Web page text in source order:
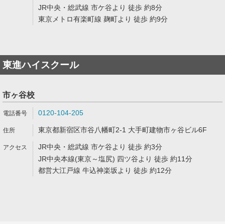
JR中央・総武線 市ケ谷より 徒歩 約8分
東京メトロ有楽町線 麹町より 徒歩 約9分
東進ハイスクール
市ヶ谷校
0120-104-205
東京都新宿区市谷八幡町2-1 大手町建物市ヶ谷ビル6F
JR中央・総武線 市ケ谷より 徒歩 約3分
JR中央本線(東京～塩尻) 四ツ谷より 徒歩 約11分
都営大江戸線 牛込神楽坂より 徒歩 約12分